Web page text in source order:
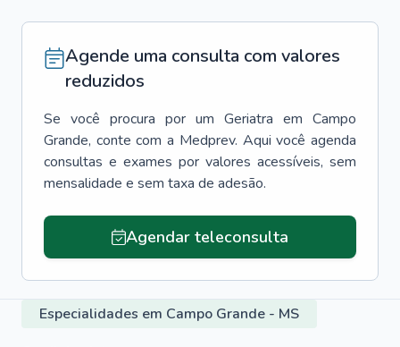
Agende uma consulta com valores
reduzidos
Se você procura por um Geriatra em Campo
Grande, conte com a Medprev. Aqui você agenda
consultas e exames por valores acessíveis, sem
mensalidade e sem taxa de adesão.
Agendar teleconsulta
Especialidades em Campo Grande - MS